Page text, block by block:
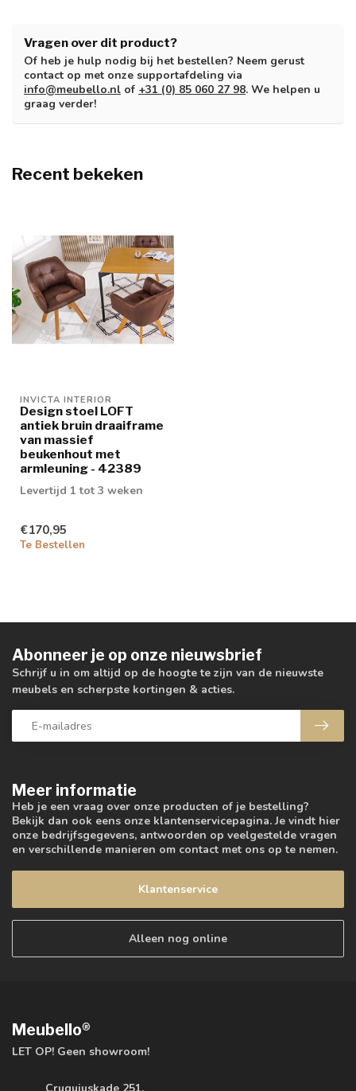
Vragen over dit product?
Of heb je hulp nodig bij het bestellen? Neem gerust
contact op met onze supportafdeling via
info@meubello.nl of +31 (0) 85 060 27 98. We helpen u
graag verder!
Recent bekeken
INVICTA INTERIOR
Design stoel LOFT
antiek bruin draaiframe
van massief
beukenhout met
armleuning - 42389
Levertijd 1 tot 3 weken
€170,95
Te Bestellen
Meer informatie
Heb je een vraag over onze producten of je bestelling?
Bekijk dan ook eens onze klantenservicepagina. Je vindt hier
onze bedrijfsgegevens, antwoorden op veelgestelde vragen
en verschillende manieren om contact met ons op te nemen.
Klantenservice
Alleen nog online
Abonneer je op onze nieuwsbrief
Schrijf u in om altijd op de hoogte te zijn van de nieuwste
meubels en scherpste kortingen & acties.
Meubello®
LET OP! Geen showroom!